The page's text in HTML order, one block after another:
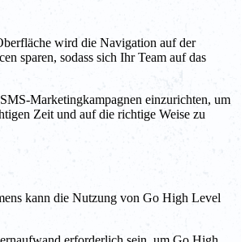
wird die Navigation auf der
sparen, sodass sich Ihr Team auf das
Marketingkampagnen einzurichten, um
Zeit und auf die richtige Weise zu
kann die Nutzung von Go High Level